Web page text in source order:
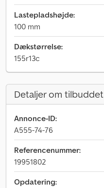
Lastepladshøjde:
100 mm
Dækstørrelse:
155r13c
Detaljer om tilbuddet
Annonce-ID:
A555-74-76
Referencenummer:
19951802
Opdatering: